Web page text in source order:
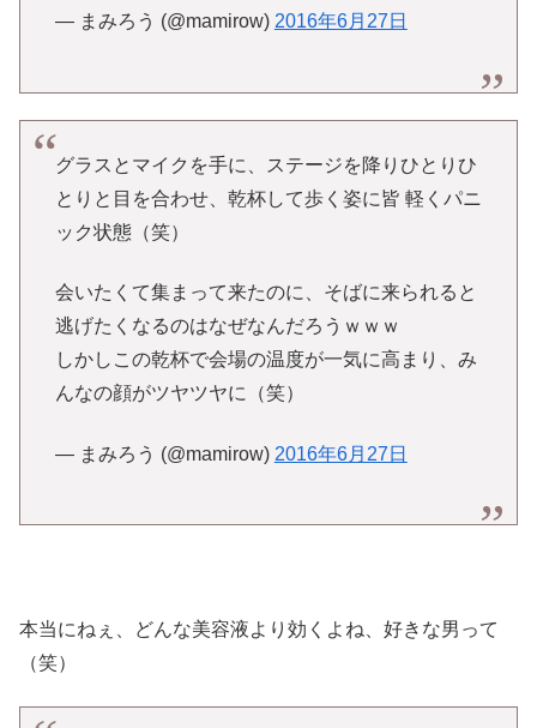
— まみろう (@mamirow) 2016年6月27日
グラスとマイクを手に、ステージを降りひとりひ
とりと目を合わせ、乾杯して歩く姿に皆 軽くパニ
ック状態（笑）
会いたくて集まって来たのに、そばに来られると
逃げたくなるのはなぜなんだろうｗｗｗ
しかしこの乾杯で会場の温度が一気に高まり、み
んなの顔がツヤツヤに（笑）
— まみろう (@mamirow) 2016年6月27日
本当にねぇ、どんな美容液より効くよね、好きな男って
（笑）